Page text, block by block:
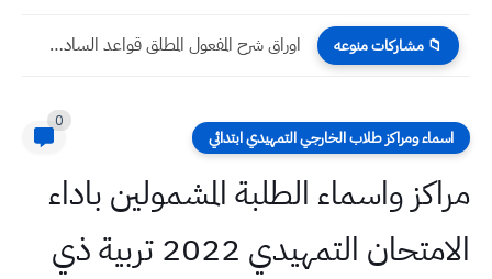
📁 مشاركات منوعه اوراق شرح المفعول المطلق قواعد السادس الابتدائي
اسماء ومراكز طلاب الخارجي التمهيدي ابتدائي
0
مراكز واسماء الطلبة المشمولين باداء
الامتحان التمهيدي 2022 تربية ذي